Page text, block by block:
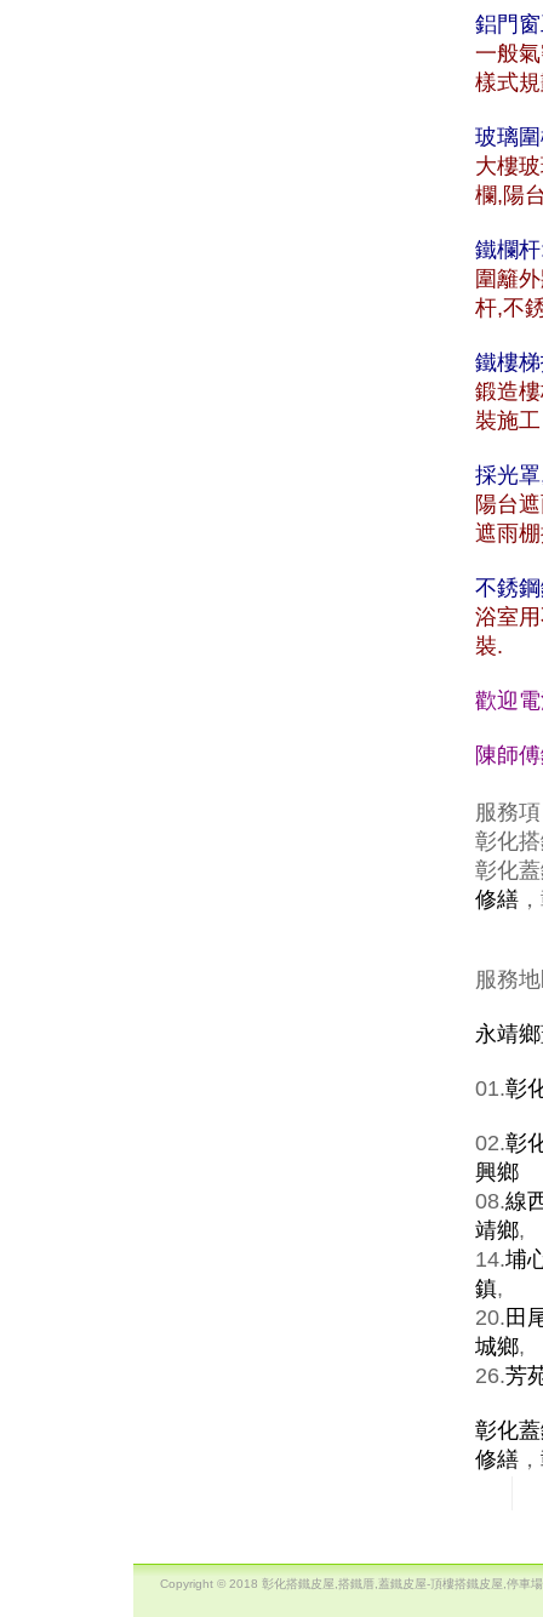
鋁門
一般
樣式
玻璃
大樓
欄,陽
鐵欄
圍籬
杆,不
鐵樓
鍛造
裝施工
採光
陽台
遮雨
不銹
浴室
裝.
歡迎
陳師
服務
彰化
彰化
修繕
服務
永靖
01.彰
02.彰
興鄉
08.線
靖鄉,
14.埔
鎮,
20. 田
城鄉,
26.芳
彰化
修繕 ，
Copyright © 2018 彰化搭鐵皮屋,搭鐵厝,蓋鐵皮屋-頂樓搭鐵皮屋,停車